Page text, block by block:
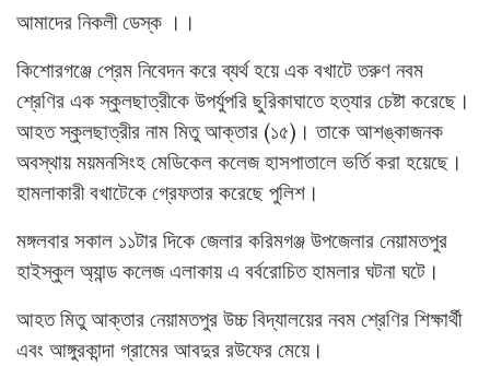
আমাদের নিকলী ডেস্ক ।।
কিশোরগঞ্জে প্রেম নিবেদন করে ব্যর্থ হয়ে এক বখাটে তরুণ নবম
শ্রেণির এক স্কুলছাত্রীকে উপর্যুপরি ছুরিকাঘাতে হত্যার চেষ্টা করেছে।
আহত স্কুলছাত্রীর নাম মিতু আক্তার (১৫)। তাকে আশঙ্কাজনক
অবস্থায় ময়মনসিংহ মেডিকেল কলেজ হাসপাতালে ভর্তি করা হয়েছে।
হামলাকারী বখাটেকে গ্রেফতার করেছে পুলিশ।
মঙ্গলবার সকাল ১১টার দিকে জেলার করিমগঞ্জ উপজেলার নেয়ামতপুর
হাইস্কুল অ্যান্ড কলেজ এলাকায় এ বর্বরোচিত হামলার ঘটনা ঘটে।
আহত মিতু আক্তার নেয়ামতপুর উচ্চ বিদ্যালয়ের নবম শ্রেণির শিক্ষার্থী
এবং আঙ্গুরকান্দা গ্রামের আবদুর রউফের মেয়ে।